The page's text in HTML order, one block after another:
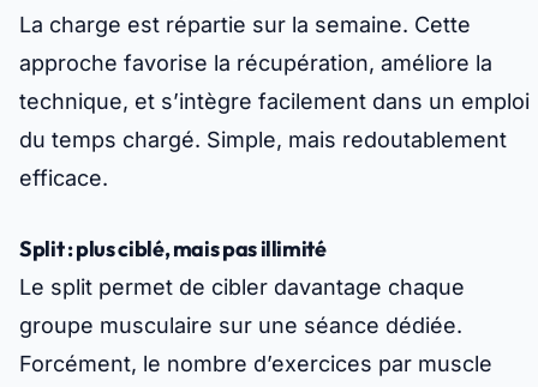
La charge est répartie sur la semaine. Cette
approche favorise la récupération, améliore la
technique, et s’intègre facilement dans un emploi
du temps chargé. Simple, mais redoutablement
efficace.
Split : plus ciblé, mais pas illimité
Le split permet de cibler davantage chaque
groupe musculaire sur une séance dédiée.
Forcément, le nombre d’exercices par muscle